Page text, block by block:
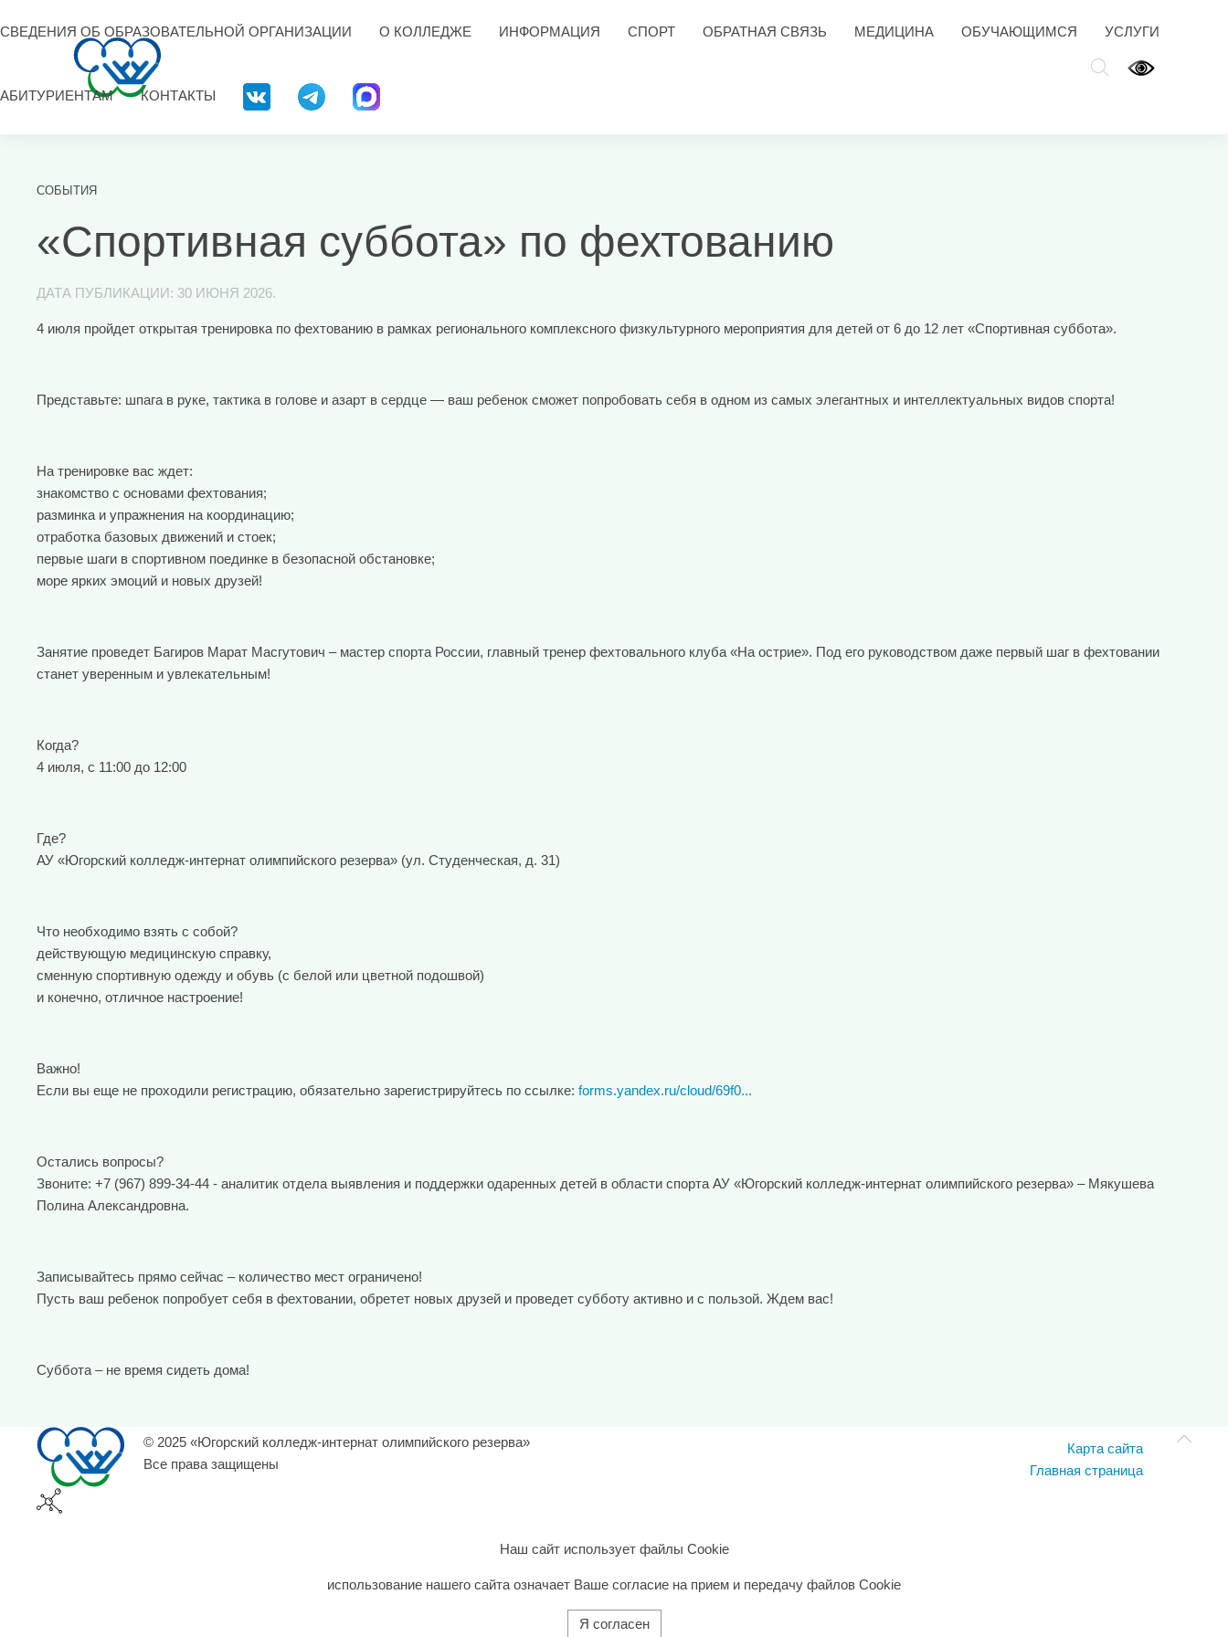
СВЕДЕНИЯ ОБ ОБРАЗОВАТЕЛЬНОЙ ОРГАНИЗАЦИИ О КОЛЛЕДЖЕ ИНФОРМАЦИЯ СПОРТ ОБРАТНАЯ СВЯЗЬ МЕДИЦИНА ОБУЧАЮЩИМСЯ УСЛУГИ
АБИТУРИЕНТАМ КОНТАКТЫ
СОБЫТИЯ
«Спортивная суббота» по фехтованию
ДАТА ПУБЛИКАЦИИ: 30 ИЮНЯ 2026.
4 июля пройдет открытая тренировка по фехтованию в рамках регионального комплексного физкультурного мероприятия для детей от 6 до 12 лет «Спортивная суббота».
Представьте: шпага в руке, тактика в голове и азарт в сердце — ваш ребенок сможет попробовать себя в одном из самых элегантных и интеллектуальных видов спорта!
На тренировке вас ждет:
знакомство с основами фехтования;
разминка и упражнения на координацию;
отработка базовых движений и стоек;
первые шаги в спортивном поединке в безопасной обстановке;
море ярких эмоций и новых друзей!
Занятие проведет Багиров Марат Масгутович – мастер спорта России, главный тренер фехтовального клуба «На острие». Под его руководством даже первый шаг в фехтовании
станет уверенным и увлекательным!
Когда?
4 июля, с 11:00 до 12:00
Где?
АУ «Югорский колледж-интернат олимпийского резерва» (ул. Студенческая, д. 31)
Что необходимо взять с собой?
действующую медицинскую справку,
сменную спортивную одежду и обувь (с белой или цветной подошвой)
и конечно, отличное настроение!
Важно!
Если вы еще не проходили регистрацию, обязательно зарегистрируйтесь по ссылке: forms.yandex.ru/cloud/69f0...
Остались вопросы?
Звоните: +7 (967) 899-34-44 - аналитик отдела выявления и поддержки одаренных детей в области спорта АУ «Югорский колледж-интернат олимпийского резерва» – Мякушева
Полина Александровна.
Записывайтесь прямо сейчас – количество мест ограничено!
Пусть ваш ребенок попробует себя в фехтовании, обретет новых друзей и проведет субботу активно и с пользой. Ждем вас!
Суббота – не время сидеть дома!
© 2025 «Югорский колледж-интернат олимпийского резерва»
Все права защищены
Карта сайта
Главная страница
Наш сайт использует файлы Cookie
использование нашего сайта означает Ваше согласие на прием и передачу файлов Cookie
Я согласен